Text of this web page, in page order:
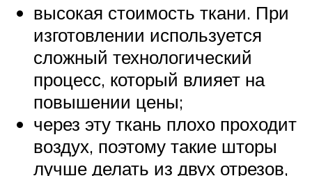
высокая стоимость ткани. При
изготовлении используется
сложный технологический
процесс, который влияет на
повышении цены;
через эту ткань плохо проходит
воздух, поэтому такие шторы
лучше делать из двух отрезов,